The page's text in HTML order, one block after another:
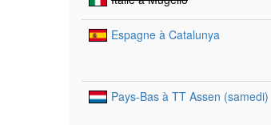
Espagne à Catalunya
Pays-Bas à TT Assen (samedi)